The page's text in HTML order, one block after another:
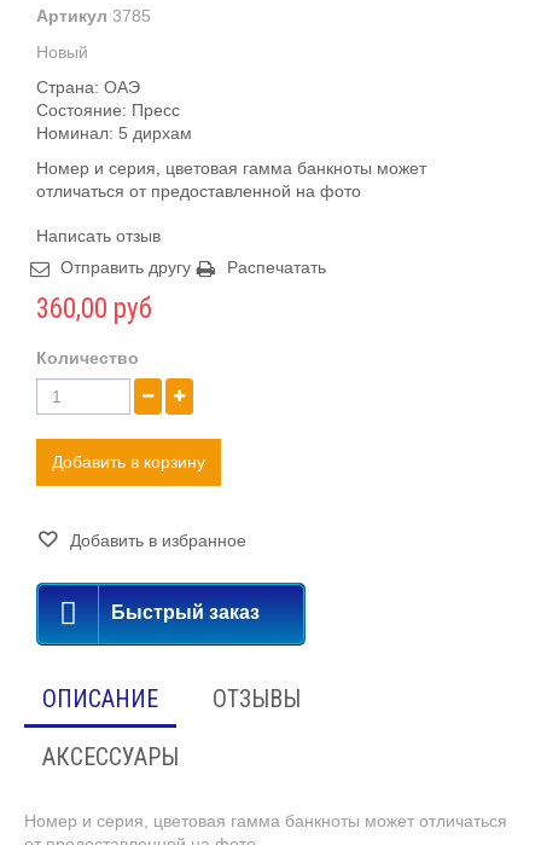
Артикул 3785
Новый
Страна: ОАЭ
Состояние: Пресс
Номинал: 5 дирхам
Номер и серия, цветовая гамма банкноты может
отличаться от предоставленной на фото
Написать отзыв
Отправить другу
Распечатать
360,00 руб
Количество
Добавить в корзину
Добавить в избранное
Быстрый заказ
ОПИСАНИЕ
ОТЗЫВЫ
АКСЕССУАРЫ
Номер и серия, цветовая гамма банкноты может отличаться